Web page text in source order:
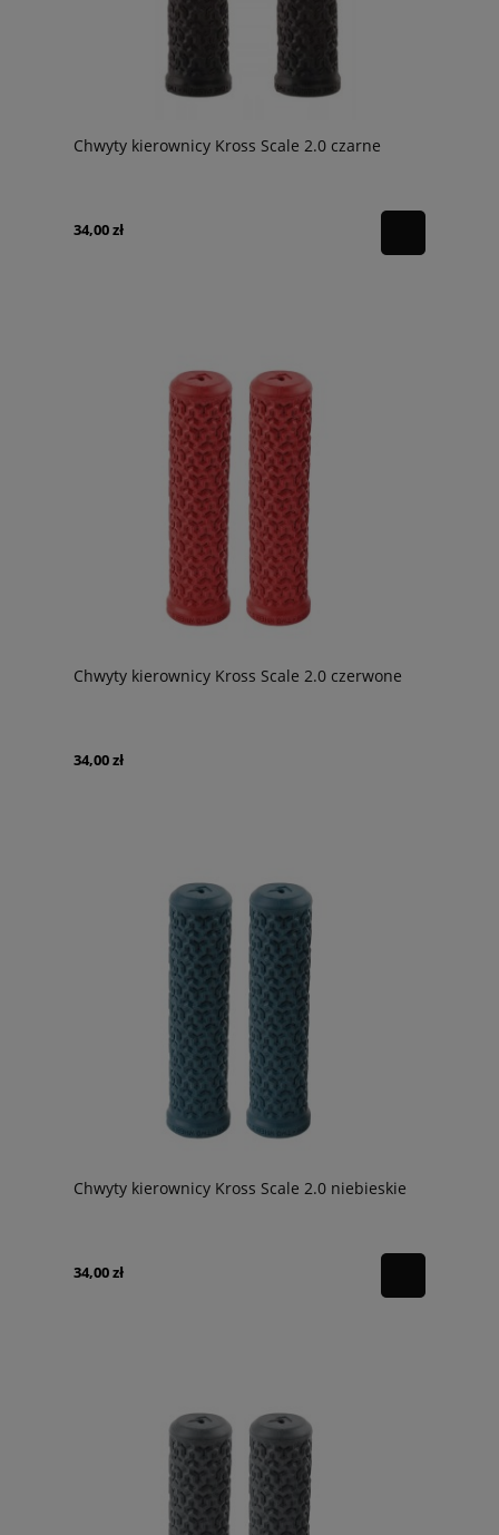
Chwyty kierownicy Kross Scale 2.0 czarne
34,00 zł
Chwyty kierownicy Kross Scale 2.0 czerwone
34,00 zł
Chwyty kierownicy Kross Scale 2.0 niebieskie
34,00 zł